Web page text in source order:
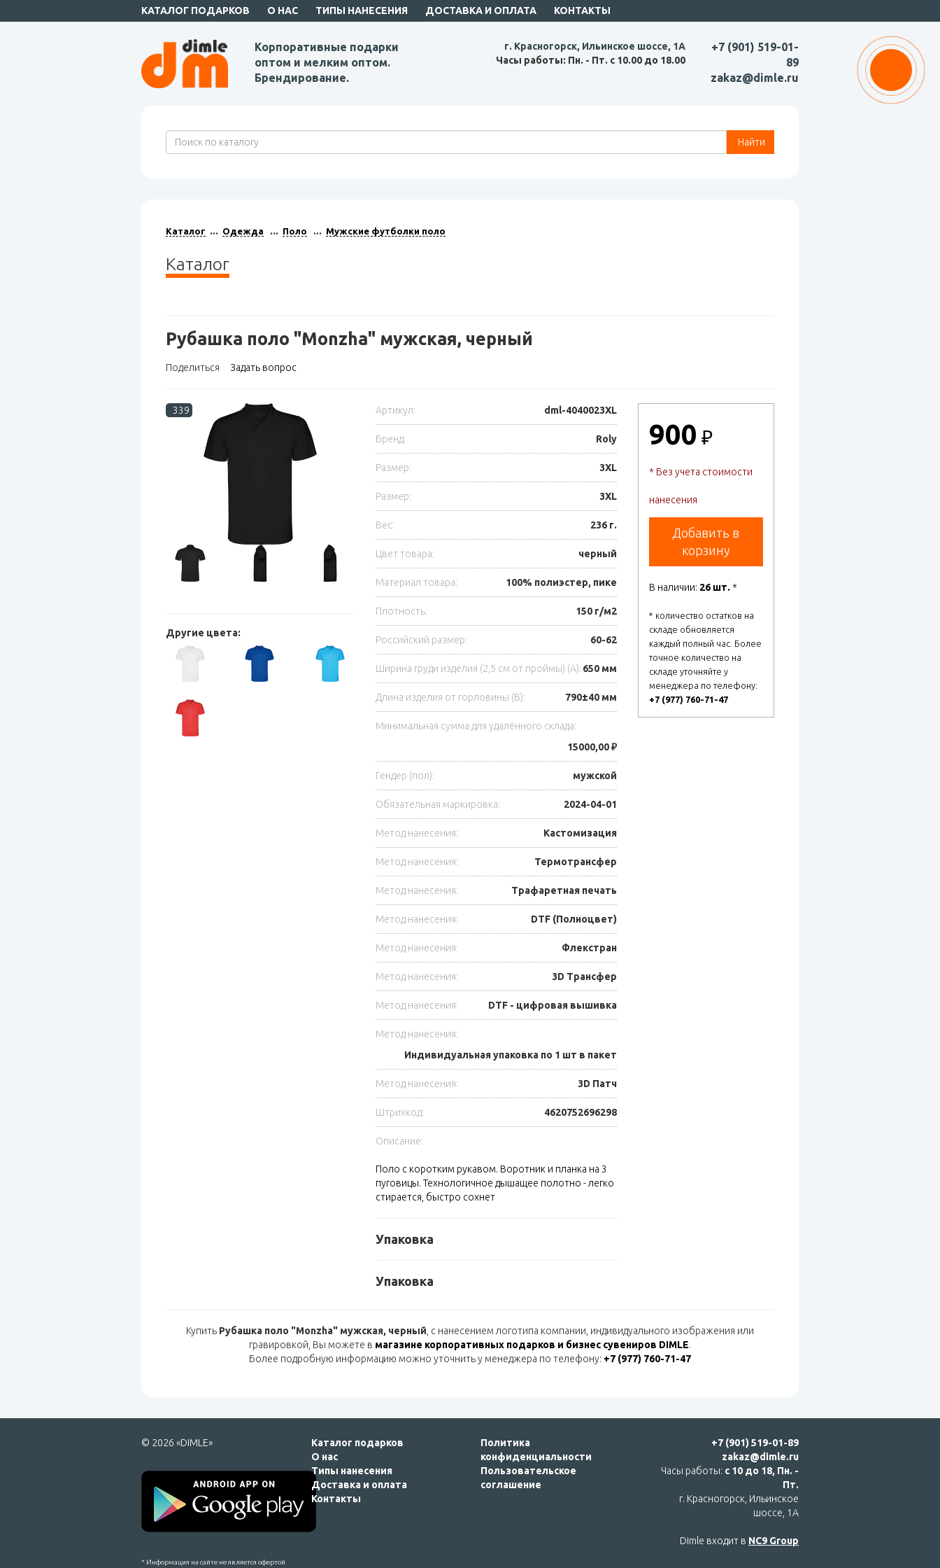
КАТАЛОГ ПОДАРКОВ О НАС ТИПЫ НАНЕСЕНИЯ ДОСТАВКА И ОПЛАТА КОНТАКТЫ
Корпоративные подарки
оптом и мелким оптом.
Брендирование.
г. Красногорск, Ильинское шоссе, 1А
Часы работы: Пн. - Пт. с 10.00 до 18.00
+7 (901) 519-01-
89
zakaz@dimle.ru
Найти
Каталог Одежда Поло Мужские футболки поло
Каталог
Рубашка поло "Monzha" мужская, черный
Поделиться Задать вопрос
339
Другие цвета:
Артикул: dml-4040023XL
Бренд: Roly
Размер: 3XL
Размер: 3XL
Вес: 236 г.
Цвет товара: черный
Материал товара: 100% полиэстер, пике
Плотность: 150 г/м2
Российский размер: 60-62
Ширина груди изделия (2,5 см от проймы) (A): 650 мм
Длина изделия от горловины (B): 790±40 мм
Минимальная сумма для удалённого склада:
15000,00 ₽
Гендер (пол): мужской
Обязательная маркировка: 2024-04-01
Метод нанесения: Кастомизация
Метод нанесения: Термотрансфер
Метод нанесения: Трафаретная печать
Метод нанесения: DTF (Полноцвет)
Метод нанесения: Флекстран
Метод нанесения: 3D Трансфер
Метод нанесения: DTF - цифровая вышивка
Метод нанесения:
Индивидуальная упаковка по 1 шт в пакет
Метод нанесения: 3D Патч
Штрихкод: 4620752696298
Описание:
Поло с коротким рукавом. Воротник и планка на 3
пуговицы. Технологичное дышащее полотно - легко
стирается, быстро сохнет
Упаковка
Упаковка
900 ₽
* Без учета стоимости
нанесения
Добавить в
корзину
В наличии: 26 шт. *
* количество остатков на
складе обновляется
каждый полный час. Более
точное количество на
складе уточняйте у
менеджера по телефону:
+7 (977) 760-71-47
Купить Рубашка поло "Monzha" мужская, черный , с нанесением логотипа компании, индивидуального изображения или
гравировкой, Вы можете в магазине корпоративных подарков и бизнес сувениров DIMLE.
Более подробную информацию можно уточнить у менеджера по телефону: +7 (977) 760-71-47
© 2026 «DIMLE»
Каталог подарков
О нас
Типы нанесения
Доставка и оплата
Контакты
Политика
конфиденциальности
Пользовательское
соглашение
+7 (901) 519-01-89
zakaz@dimle.ru
Часы работы: с 10 до 18, Пн. -
Пт.
г. Красногорск, Ильинское
шоссе, 1А
Dimle входит в NC9 Group
* Информация на сайте не является офертой